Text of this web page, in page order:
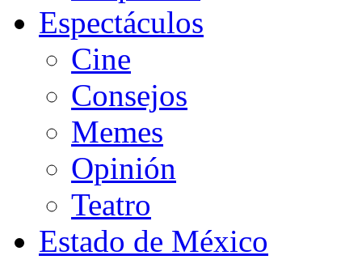
Espectáculos
Cine
Consejos
Memes
Opinión
Teatro
Estado de México